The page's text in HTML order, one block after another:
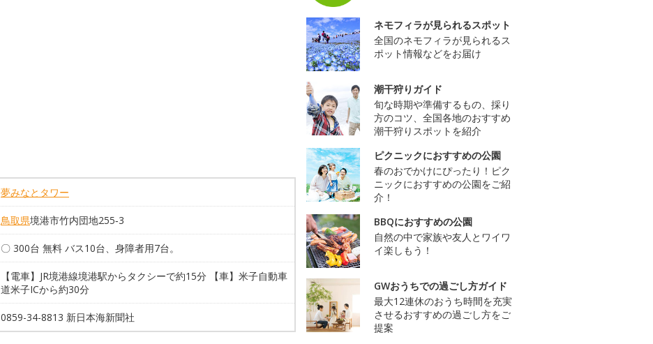
夢みなとタワー
鳥取県境港市竹内団地255‐3
〇 300台 無料 バス10台、身障者用7台。
【電車】JR境港線境港駅からタクシーで約15分 【車】米子自動車
道米子ICから約30分
0859-34-8813 新日本海新聞社
ネモフィラが見られるスポット
全国のネモフィラが見られるス
ポット情報などをお届け
潮干狩りガイド
旬な時期や準備するもの、採り
方のコツ、全国各地のおすすめ
潮干狩りスポットを紹介
ピクニックにおすすめの公園
春のおでかけにぴったり！ピク
ニックにおすすめの公園をご紹
介！
BBQにおすすめの公園
自然の中で家族や友人とワイワ
イ楽しもう！
GWおうちでの過ごし方ガイド
最大12連休のおうち時間を充実
させるおすすめの過ごし方をご
提案